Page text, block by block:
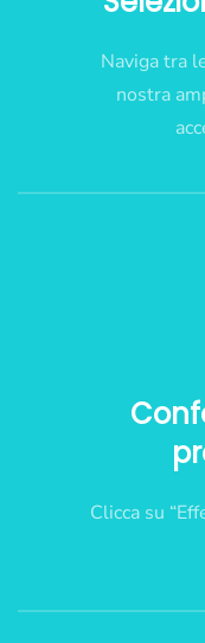
Naviga tra
nostra
Clicca su